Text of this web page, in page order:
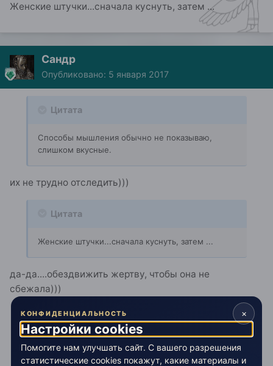
Женские штучки...сначала куснуть, затем ...
Сандр
Опубликовано: 5 января 2017
Цитата
Способы мышления обычно не показываю,
слишком вкусные.
их не трудно отследить)))
Цитата
Женские штучки...сначала куснуть, затем ...
да-да....обездвижить жертву, чтобы она не
сбежала)))
Цитата
×
КОНФИДЕНЦИАЛЬНОСТЬ
Настройки cookies
Помогите нам улучшать сайт. С вашего разрешения
статистические cookies покажут, какие материалы и